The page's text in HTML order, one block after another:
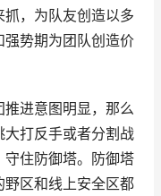
，为队友创造以多
势期为团队创造价
进意图明显，那么
打反手或者分割战
住防御塔。防御塔
区和线上安全区都